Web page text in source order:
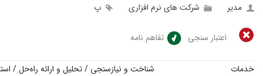
مدیر شرکت های نرم افزاری پ
اعتبار سنجی تفاهم نامه
خدمات
شناخت و نیازسنجی / تحلیل و ارائه راه‌حل /